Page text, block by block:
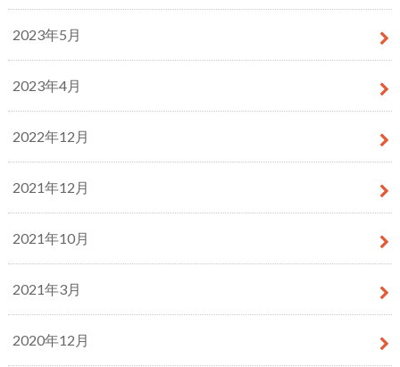
2023年5月
2023年4月
2022年12月
2021年12月
2021年10月
2021年3月
2020年12月